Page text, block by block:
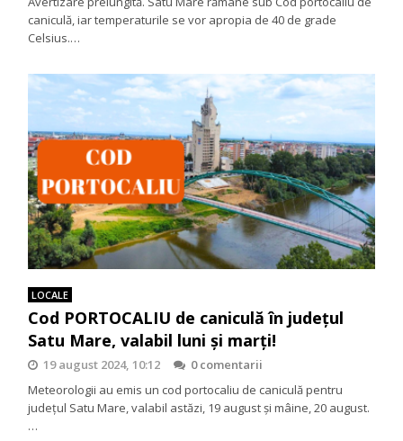
caniculă, iar temperaturile se vor apropia de 40 de grade
Celsius.…
LOCALE
Cod PORTOCALIU de caniculă în județul
Satu Mare, valabil luni și marți!
19 august 2024, 10:12
0 comentarii
Meteorologii au emis un cod portocaliu de caniculă pentru
județul Satu Mare, valabil astăzi, 19 august și mâine, 20 august.
…